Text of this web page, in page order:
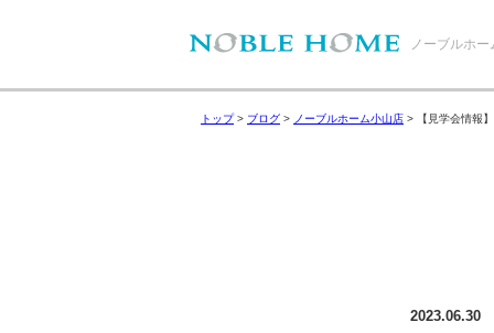
ノーブルホ
トップ> ブログ > ノーブルホーム小山店 > 【見学会情報
2023.06.30